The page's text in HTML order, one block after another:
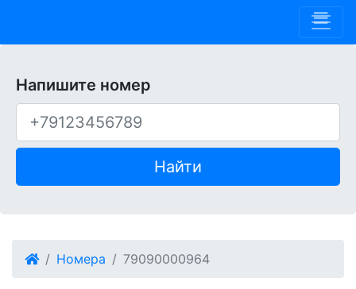
Напишите номер
Найти
Номера 79090000964